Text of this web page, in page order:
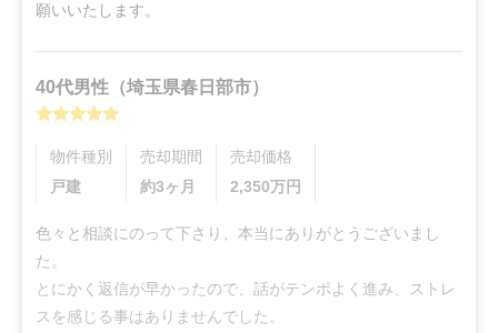
願いいたします。
40代男性 （埼玉県春日部市）
物件種別
戸建
売却期間
約3ヶ月
売却価格
2,350万円
色々と相談にのって下さり、本当にありがとうございまし
た。
とにかく返信が早かったので、話がテンポよく進み、ストレ
スを感じる事はありませんでした。